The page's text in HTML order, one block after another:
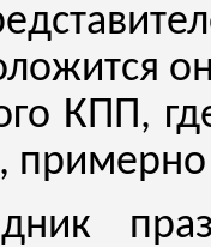
КПП,
примерно